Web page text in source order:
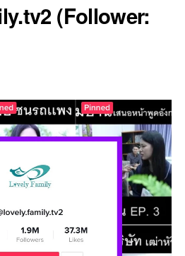
(Follower: